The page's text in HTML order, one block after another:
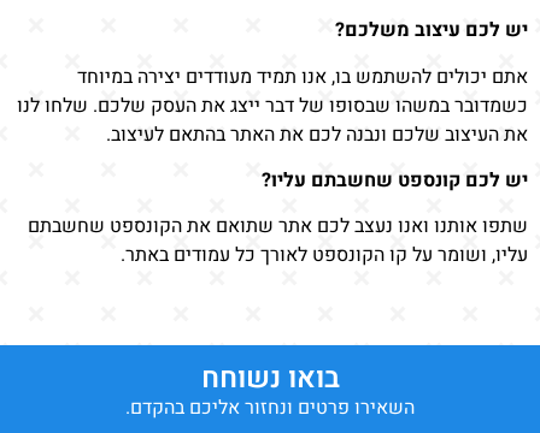
יש לכם עיצוב משלכם?
אתם יכולים להשתמש בו, אנו תמיד מעודדים יצירה במיוחד
כשמדובר במשהו שבסופו של דבר ייצג את העסק שלכם. שלחו לנו
את העיצוב שלכם ונבנה לכם את האתר בהתאם לעיצוב.
יש לכם קונספט שחשבתם עליו?
שתפו אותנו ואנו נעצב לכם אתר שתואם את הקונספט שחשבתם
עליו, ושומר על קו הקונספט לאורך כל עמודים באתר.
בואו נשוחח
השאירו פרטים ונחזור אליכם בהקדם.